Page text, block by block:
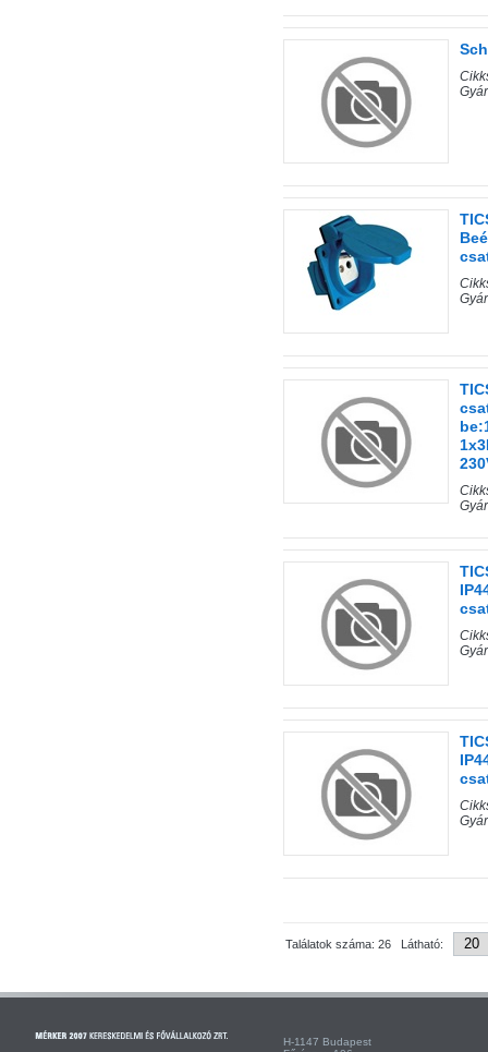
Találatok száma: 26 Látható:
H-1147 Budapest H-